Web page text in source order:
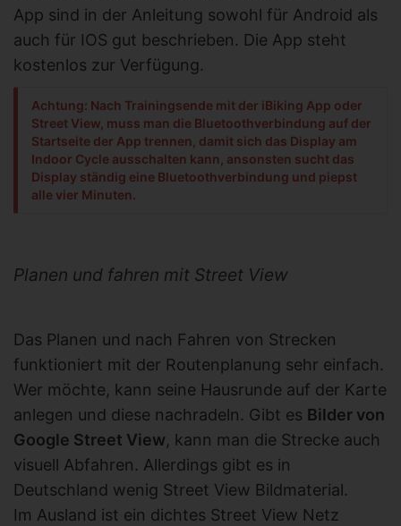
App sind in der Anleitung sowohl für Android als
auch für IOS gut beschrieben. Die App steht
kostenlos zur Verfügung.
Achtung: Nach Trainingsende mit der iBiking App oder
Street View, muss man die Bluetoothverbindung auf der
Startseite der App trennen, damit sich das Display am
Indoor Cycle ausschalten kann, ansonsten sucht das
Display ständig eine Bluetoothverbindung und piepst
alle vier Minuten.
Planen und fahren mit Street View
Das Planen und nach Fahren von Strecken
funktioniert mit der Routenplanung sehr einfach.
Wer möchte, kann seine Hausrunde auf der Karte
anlegen und diese nachradeln. Gibt es Bilder von
Google Street View, kann man die Strecke auch
visuell Abfahren. Allerdings gibt es in
Deutschland wenig Street View Bildmaterial.
Im Ausland ist ein dichtes Street View Netz